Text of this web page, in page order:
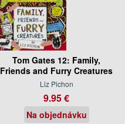
Tom Gates 12: Family,
Friends and Furry Creatures
Liz Pichon
9.95 €
Na objednávku